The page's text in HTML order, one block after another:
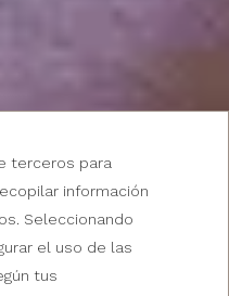
del Hotel
terceros para
información
Seleccionando
el uso de las
tus